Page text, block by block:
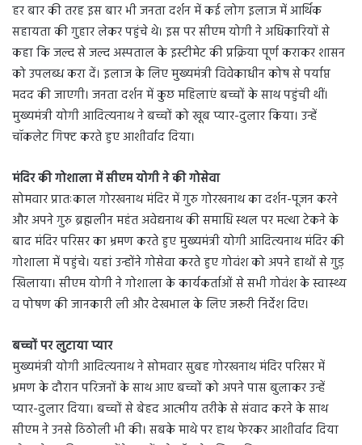
हर बार की तरह इस बार भी जनता दर्शन में कई लोग इलाज में आर्थिक
सहायता की गुहार लेकर पहुंचे थे। इस पर सीएम योगी ने अधिकारियों से
कहा कि जल्द से जल्द अस्पताल के इस्टीमेट की प्रक्रिया पूर्ण कराकर शासन
को उपलब्ध करा दें। इलाज के लिए मुख्यमंत्री विवेकाधीन कोष से पर्याप्त
मदद की जाएगी। जनता दर्शन में कुछ महिलाएं बच्चों के साथ पहुंची थीं।
मुख्यमंत्री योगी आदित्यनाथ ने बच्चों को खूब प्यार-दुलार किया। उन्हें
चॉकलेट गिफ्ट करते हुए आशीर्वाद दिया।
मंदिर की गोशाला में सीएम योगी ने की गोसेवा
सोमवार प्रातःकाल गोरखनाथ मंदिर में गुरु गोरखनाथ का दर्शन-पूजन करने
और अपने गुरु ब्रह्मलीन महंत अवेद्यनाथ की समाधि स्थल पर मत्था टेकने के
बाद मंदिर परिसर का भ्रमण करते हुए मुख्यमंत्री योगी आदित्यनाथ मंदिर की
गोशाला में पहुंचे। यहां उन्होंने गोसेवा करते हुए गोवंश को अपने हाथों से गुड़
खिलाया। सीएम योगी ने गोशाला के कार्यकर्ताओं से सभी गोवंश के स्वास्थ्य
व पोषण की जानकारी ली और देखभाल के लिए जरूरी निर्देश दिए।
बच्चों पर लुटाया प्यार
मुख्यमंत्री योगी आदित्यनाथ ने सोमवार सुबह गोरखनाथ मंदिर परिसर में
भ्रमण के दौरान परिजनों के साथ आए बच्चों को अपने पास बुलाकर उन्हें
प्यार-दुलार दिया। बच्चों से बेहद आत्मीय तरीके से संवाद करने के साथ
सीएम ने उनसे ठिठोली भी की। सबके माथे पर हाथ फेरकर आशीर्वाद दिया